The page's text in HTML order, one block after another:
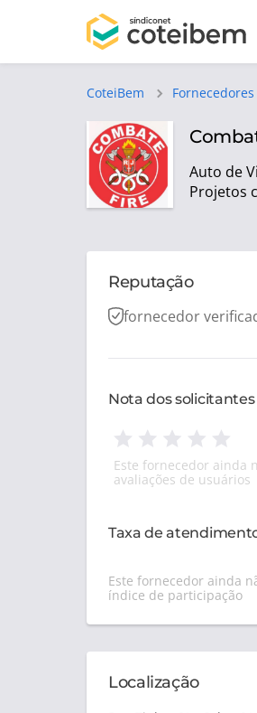
CoteiBem Fornecedores
Auto de
Projetos
Reputação
fornecedor
Nota dos solicitantes
Este fornecedor ainda
avaliações de usuários
Taxa de
Este fornecedor ainda
índice de participação
Localização